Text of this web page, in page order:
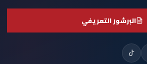
البرشور التعريفي